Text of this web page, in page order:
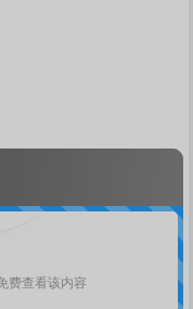
费查看该内容